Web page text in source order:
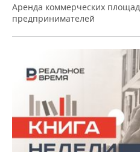
Аренда коммерческих
предпринимателей